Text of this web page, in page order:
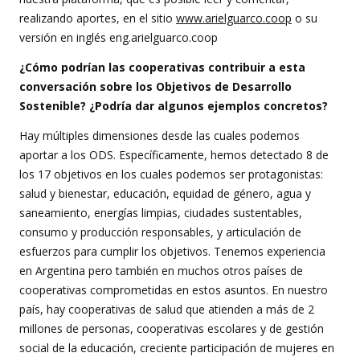
realizando aportes, en el sitio www.arielguarco.coop o su
versión en inglés eng.arielguarco.coop
¿Cómo podrían las cooperativas contribuir a esta
conversación sobre los Objetivos de Desarrollo
Sostenible? ¿Podría dar algunos ejemplos concretos?
Hay múltiples dimensiones desde las cuales podemos
aportar a los ODS. Específicamente, hemos detectado 8 de
los 17 objetivos en los cuales podemos ser protagonistas:
salud y bienestar, educación, equidad de género, agua y
saneamiento, energías limpias, ciudades sustentables,
consumo y producción responsables, y articulación de
esfuerzos para cumplir los objetivos. Tenemos experiencia
en Argentina pero también en muchos otros países de
cooperativas comprometidas en estos asuntos. En nuestro
país, hay cooperativas de salud que atienden a más de 2
millones de personas, cooperativas escolares y de gestión
social de la educación, creciente participación de mujeres en